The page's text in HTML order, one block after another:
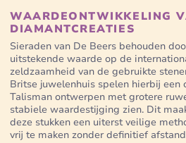
WAARDEONTWIKKELING
DIAMANTCREATIES
Sieraden van De Beers behouden
uitstekende waarde op de
zeldzaamheid van de gebruikte
Britse juwelenhuis spelen hierbij een
Talisman ontwerpen met grotere
stabiele waardestijging zien. Dit
deze stukken een uiterst veilige
vrij te maken zonder definitief